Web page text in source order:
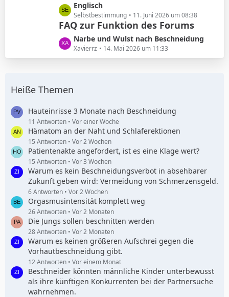
L
e
t
z
t
e
i
r
ä
g
e
Englisch
Selbstbestimmung 11. Juni 2026 um 08:38
FAQ zur Funktion des Forums
L
e
t
e
e
i
t
r
ä
g
e
Narbe und Wulst nach Beschneidung
Xavierrz 14. Mai 2026 um 11:33
Heiße Themen
Hauteinrisse 3 Monate nach Beschneidung
11 Antworten Vor einer Woche
Hämatom an der Naht und Schlaferektionen
15 Antworten Vor 2 Wochen
Patientenakte angefordert, ist es eine Klage wert?
15 Antworten Vor 3 Wochen
Warum es kein Beschneidungsverbot in absehbarer
Zukunft geben wird: Vermeidung von Schmerzensgeld.
6 Antworten Vor 2 Wochen
Orgasmusintensität komplett weg
26 Antworten Vor 2 Monaten
Die Jungs sollen beschnitten werden
28 Antworten Vor 2 Monaten
Warum es keinen größeren Aufschrei gegen die
Vorhautbeschneidung gibt.
12 Antworten Vor einem Monat
Beschneider könnten männliche Kinder unterbewusst
als ihre künftigen Konkurrenten bei der Partnersuche
wahrnehmen.